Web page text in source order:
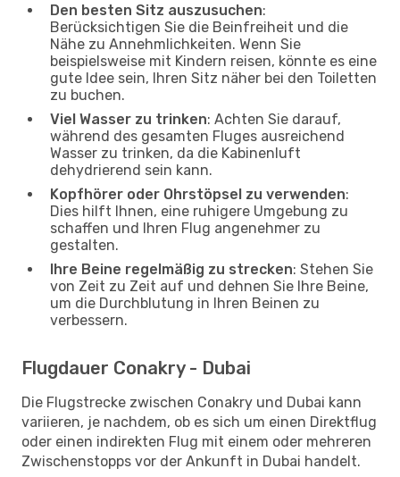
Den besten Sitz auszusuchen:
Berücksichtigen Sie die Beinfreiheit und die
Nähe zu Annehmlichkeiten. Wenn Sie
beispielsweise mit Kindern reisen, könnte es eine
gute Idee sein, Ihren Sitz näher bei den Toiletten
zu buchen.
Viel Wasser zu trinken: Achten Sie darauf,
während des gesamten Fluges ausreichend
Wasser zu trinken, da die Kabinenluft
dehydrierend sein kann.
Kopfhörer oder Ohrstöpsel zu verwenden:
Dies hilft Ihnen, eine ruhigere Umgebung zu
schaffen und Ihren Flug angenehmer zu
gestalten.
Ihre Beine regelmäßig zu strecken: Stehen Sie
von Zeit zu Zeit auf und dehnen Sie Ihre Beine,
um die Durchblutung in Ihren Beinen zu
verbessern.
Flugdauer Conakry - Dubai
Die Flugstrecke zwischen Conakry und Dubai kann
variieren, je nachdem, ob es sich um einen Direktflug
oder einen indirekten Flug mit einem oder mehreren
Zwischenstopps vor der Ankunft in Dubai handelt.